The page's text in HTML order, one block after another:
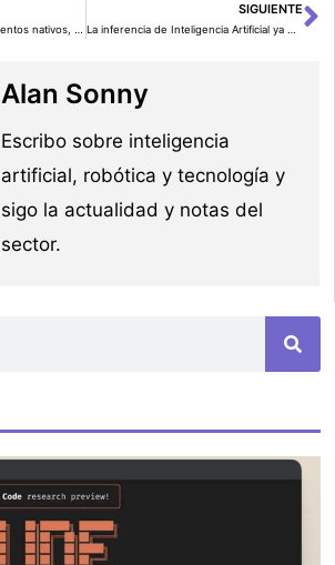
SIGUIENTE
Alan Sonny
Escribo sobre inteligencia
artificial, robótica y tecnología y
sigo la actualidad y notas del
sector.